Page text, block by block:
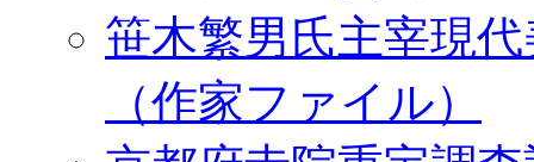
笹木繁男氏主宰現
（作家ファイル）